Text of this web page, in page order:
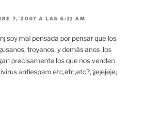
7, 2007 A LAS 6:11 AM
soy mal pensada por pensar que los
troyanos. y demás anos ,los
precisamente los que nos venden
antiespam etc,etc,etc?, ¡jejejeje¡